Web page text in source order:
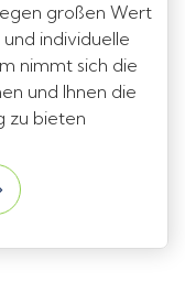
großen Wert
individuelle
nimmt sich die
und Ihnen die
zu bieten